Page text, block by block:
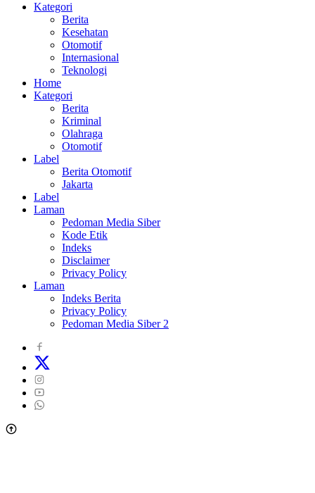
Kategori
Berita
Kesehatan
Otomotif
Internasional
Teknologi
Home
Kategori
Berita
Kriminal
Olahraga
Otomotif
Label
Berita Otomotif
Jakarta
Label
Laman
Pedoman Media Siber
Kode Etik
Indeks
Disclaimer
Privacy Policy
Laman
Indeks Berita
Privacy Policy
Pedoman Media Siber 2